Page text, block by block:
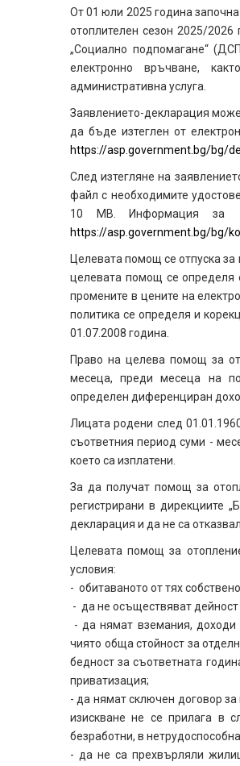
От 01 юли 2025 година
отоплителен сезон 2025/
„Социално подпомагане“
електронно връчване,
административна услуга.
Заявлението-декларация
да бъде изтеглен от
https://asp.government.bg/bg/
След изтегляне на
файл с необходимите
10 МВ. Информация за
https://asp.government.bg/bg/
Целевата помощ се отпуска
целевата помощ се определя
промените в цените на
политика се определя и
01.07.2008 година.
Право на целева помощ за
месеца, преди месеца на
определен диференциран
Лицата родени след
съответния период суми -
което са изплатени.
За да получат помощ за
регистрирани в дирекциите
декларация и да не са
Целевата помощ за
условия:
- обитаваното от тях
- да не осъществяват дейност
- да нямат вземания,
чиято обща стойност за
бедност за съответната
приватизация;
- да нямат сключен договор
изискване не се прилага в
безработни, в
- да не са прехвърляли